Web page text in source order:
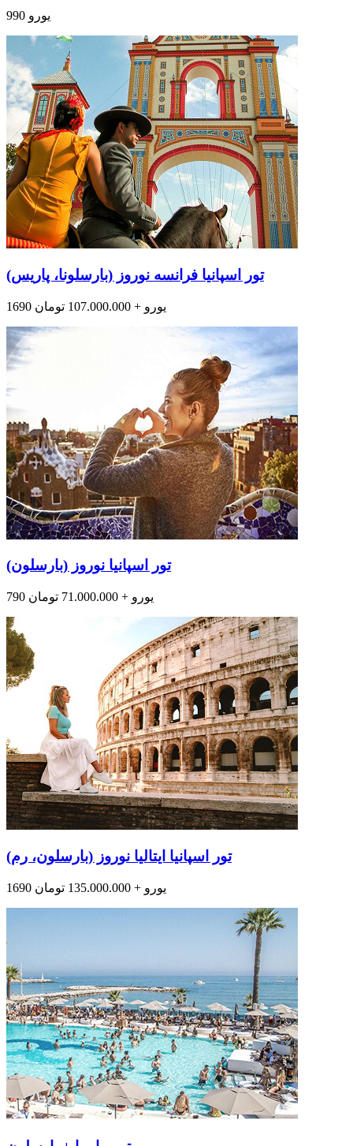
990 یورو
تور اسپانیا فرانسه نوروز (بارسلونا، پاریس)
1690 یورو + 107.000.000 تومان
تور اسپانیا نوروز (بارسلون)
790 یورو + 71.000.000 تومان
تور اسپانیا ایتالیا نوروز (بارسلون، رم)
1690 یورو + 135.000.000 تومان